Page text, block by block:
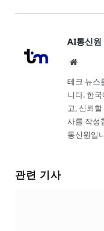
AI통신원
Website
테크 뉴스
니다. 한
고, 신뢰
사를 작성
통신원입
관련 기사